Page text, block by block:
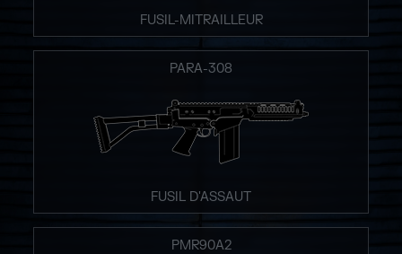
FUSIL-MITRAILLEUR
PARA-308
FUSIL D'ASSAUT
PMR90A2